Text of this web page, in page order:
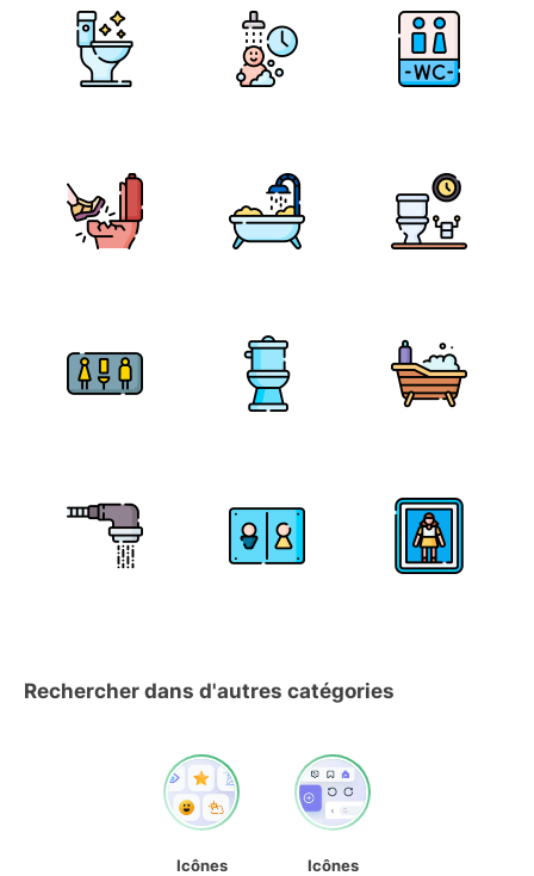
Rechercher dans d'autres catégories
Icônes
Icônes